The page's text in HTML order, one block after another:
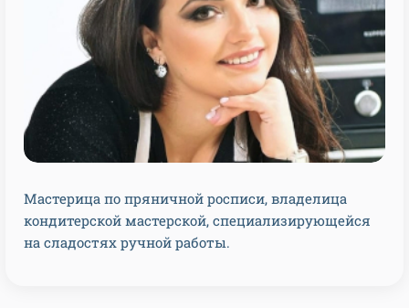
Мастерица по пряничной росписи, владелица
кондитерской мастерской, специализирующейся
на сладостях ручной работы.